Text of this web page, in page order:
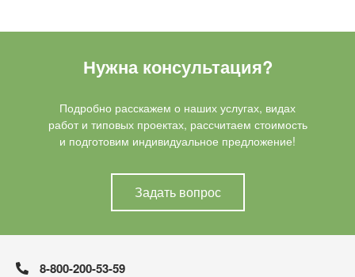
Нужна консультация?
Подробно расскажем о наших услугах, видах
работ и типовых проектах, рассчитаем стоимость
и подготовим индивидуальное предложение!
Задать вопрос
8-800-200-53-59